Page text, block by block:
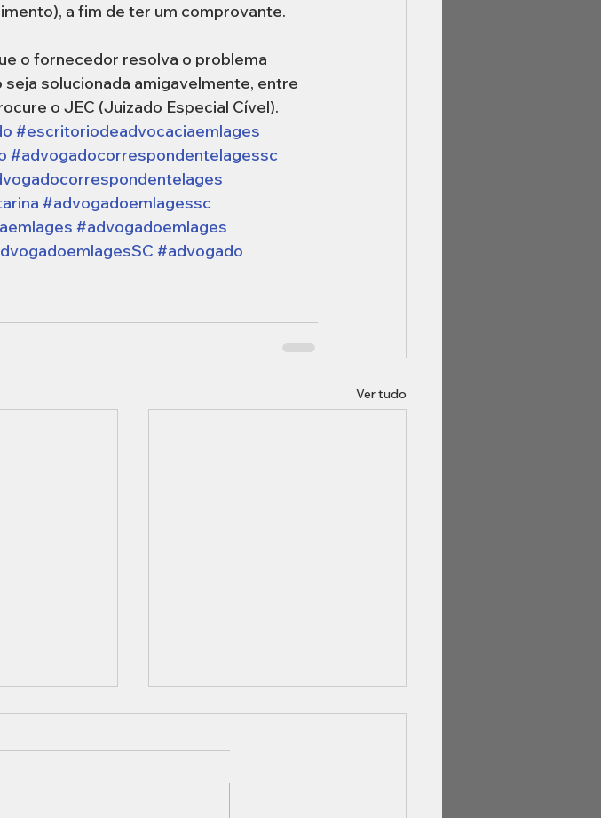
a fim de ter um comprovante.
o fornecedor resolva o problema
solucionada amigavelmente, entre
o JEC (Juizado Especial Cível).
#escritoriodeadvocaciaemlages
#advogadocorrespondentelagessc
#advogadoemlagessc
#advogadoemlages
#advogado
Ver tudo